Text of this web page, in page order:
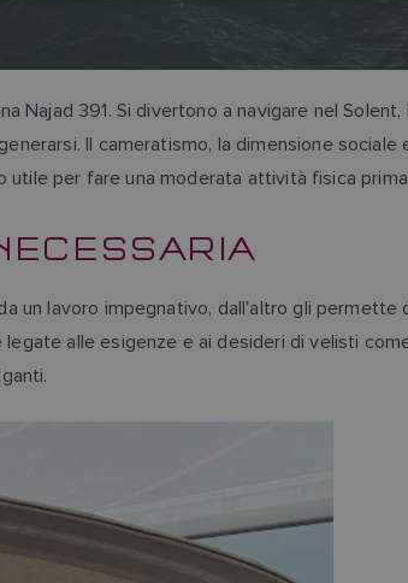
Najad 391. Si divertono a navigare nel
Il cameratismo, la dimensione
utile per fare una moderata attività fisica
un lavoro impegnativo, dall'altro gli
alle esigenze e ai desideri di velisti